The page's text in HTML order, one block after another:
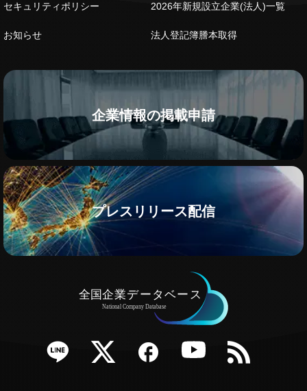
セキュリティポリシー
お知らせ
2026年新規設立企業(法人)一覧
法人登記簿謄本取得
企業情報の掲載申請
プレスリリース配信
Twitter Facebook YouTube RSS